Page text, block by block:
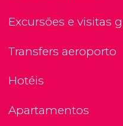
Excursões e visitas
Transfers aeroporto
Hotéis
Apartamentos